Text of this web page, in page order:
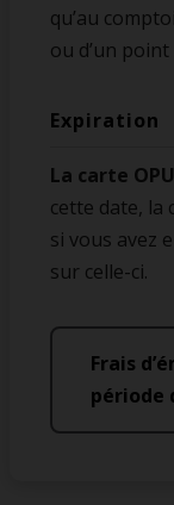
qu’au
ou d’un point
Expiration
La carte
cette date, la
si vous avez
sur celle-ci.
Frais
période